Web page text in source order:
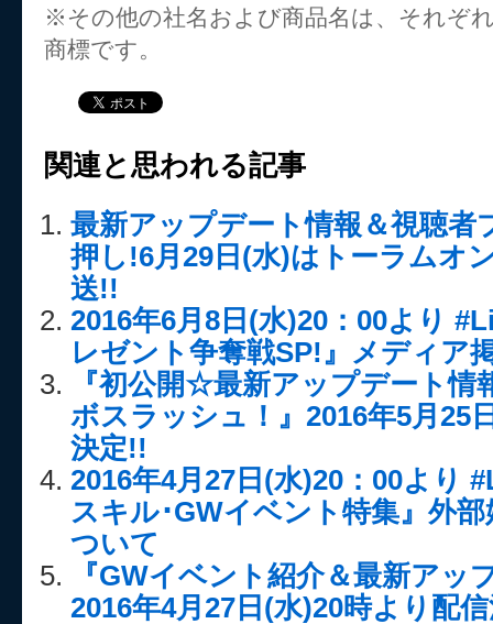
※その他の社名および商品名は、それぞ
商標です。
関連と思われる記事
最新アップデート情報＆視聴者
押し!6月29日(水)はトーラムオ
送!!
2016年6月8日(水)20：00より
レゼント争奪戦SP!』メディア
『初公開☆最新アップデート情
ボスラッシュ！』2016年5月25
決定!!
2016年4月27日(水)20：00より
スキル･GWイベント特集』外
ついて
『GWイベント紹介＆最新アッ
2016年4月27日(水)20時より配